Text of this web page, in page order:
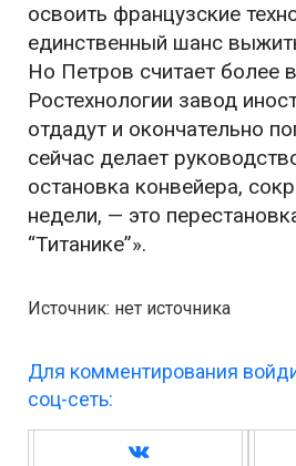
освоить французские
единственный шанс
Но Петров считает более
Ростехнологии завод
отдадут и окончательно
сейчас делает
остановка конвейера,
недели, — это
“Титанике”».
Источник: нет источника
Для комментирования
соц-сеть: